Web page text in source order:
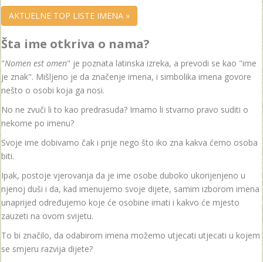
AKTUELNE TOP LISTE IMENA »
Šta ime otkriva o nama?
"Nomen est omen" je poznata latinska izreka, a prevodi se kao "ime
je znak". Mišljeno je da značenje imena, i simbolika imena govore
nešto o osobi koja ga nosi.
No ne zvuči li to kao predrasuda? Imamo li stvarno pravo suditi o
nekome po imenu?
Svoje ime dobivamo čak i prije nego što iko zna kakva ćemo osoba
biti.
Ipak, postoje vjerovanja da je ime osobe duboko ukorijenjeno u
njenoj duši i da, kad imenujemo svoje dijete, samim izborom imena
unaprijed određujemo koje će osobine imati i kakvo će mjesto
zauzeti na ovom svijetu.
To bi značilo, da odabirom imena možemo utjecati utjecati u kojem
se smjeru razvija dijete?